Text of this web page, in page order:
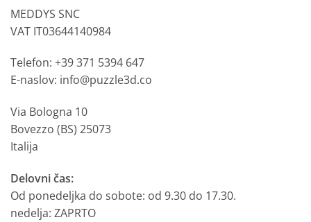
MEDDYS SNC
VAT IT03644140984
Telefon: +39 371 5394 647
E-naslov: info@puzzle3d.co
Via Bologna 10
Bovezzo (BS) 25073
Italija
Delovni čas:
Od ponedeljka do sobote: od 9.30 do 17.30.
nedelja: ZAPRTO